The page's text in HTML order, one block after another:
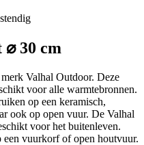
30 cm
Valhal Outdoor. Deze
voor alle warmtebronnen.
op een keramisch,
ook op open vuur. De Valhal
voor het buitenleven.
vuurkorf of open houtvuur.